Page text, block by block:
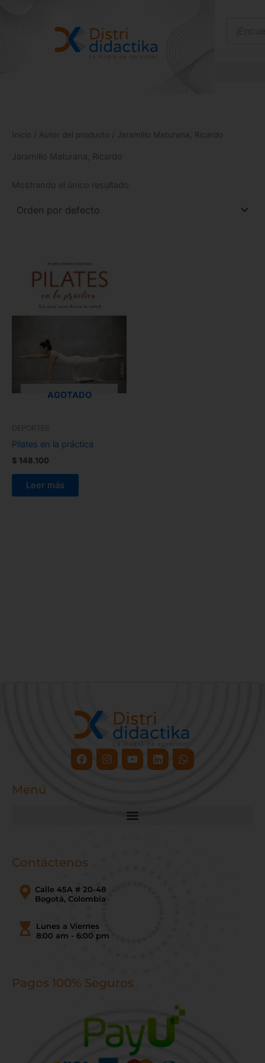
Inicio / Autor del producto / Jaramillo Maturana, Ricardo
Jaramillo Maturana, Ricardo
Mostrando el único resultado
AGOTADO
DEPORTES
Pilates en la práctica
$ 148.100
Leer más
FacebookInstagram
YoutubeLinkedinWhatsapp
Menú
Contáctenos
Calle 45A # 20-48
Bogotá, Colombia
Lunes a Viernes
8:00 am - 6:00 pm
Pagos 100% Seguros